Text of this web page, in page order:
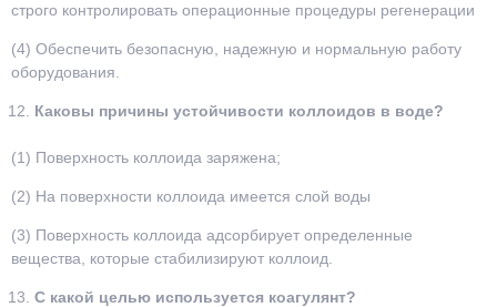
строго контролировать операционные процедуры регенерации
(4) Обеспечить безопасную, надежную и нормальную работу
оборудования.
Каковы причины устойчивости коллоидов в воде?
(1) Поверхность коллоида заряжена;
(2) На поверхности коллоида имеется слой воды
(3) Поверхность коллоида адсорбирует определенные
вещества, которые стабилизируют коллоид.
С какой целью используется коагулянт?